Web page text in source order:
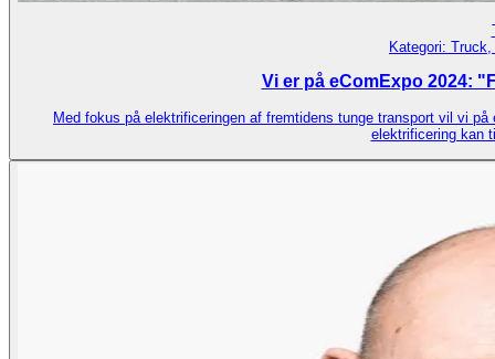
Kategori: Truck,
Vi er på eComExpo 2024:
Med fokus på elektrificeringen af fremtidens tunge transport vil vi
elektrificering kan